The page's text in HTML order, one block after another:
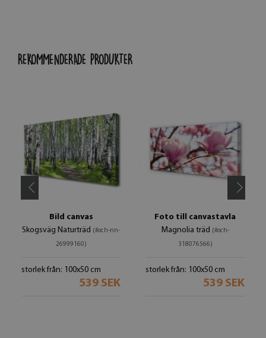
REKOMMENDERADE PRODUKTER
Bild canvas
Skogsväg Naturträd (#och-nn-
26999160)
storlek från: 100x50 cm
539 SEK
Foto till canvastavla
Magnolia träd (#och-
318076566)
storlek från: 100x50 cm
539 SEK